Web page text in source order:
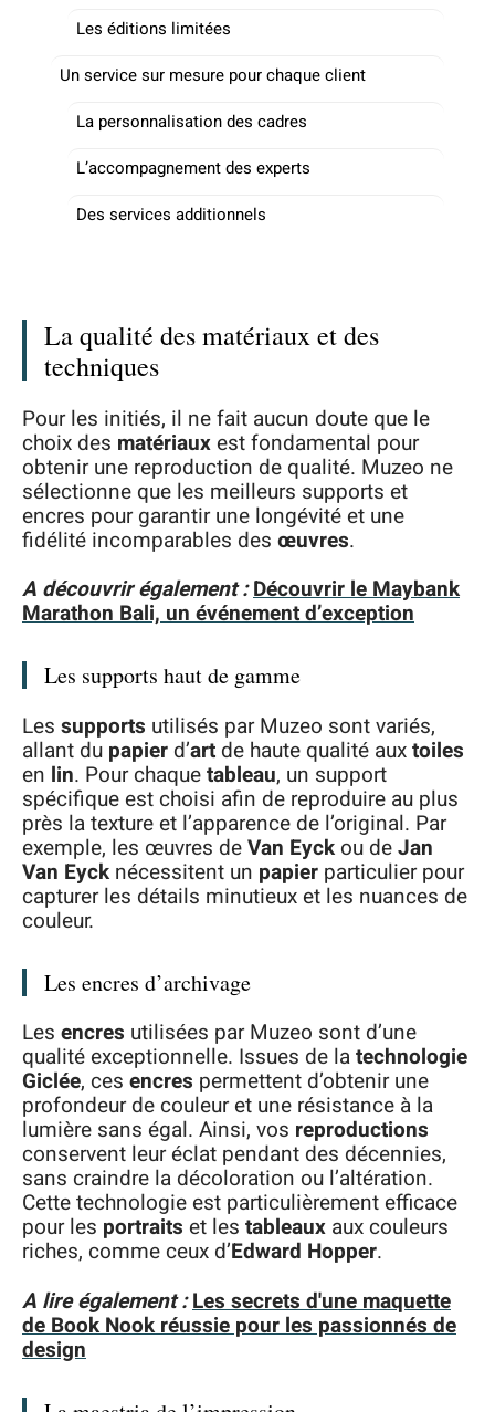
Les éditions limitées
Un service sur mesure pour chaque client
La personnalisation des cadres
L’accompagnement des experts
Des services additionnels
La qualité des matériaux et des
techniques
Pour les initiés, il ne fait aucun doute que le
choix des matériauxest fondamental pour
obtenir une reproduction de qualité. Muzeo ne
sélectionne que les meilleurs supports et
encres pour garantir une longévité et une
fidélité incomparables des œuvres.
A découvrir également :Découvrir le Maybank
Marathon Bali, un événement d’exception
Les supports haut de gamme
Les supports utilisés par Muzeo sont variés,
allant du papier d’art de haute qualité auxtoiles
en lin. Pour chaquetableau, un support
spécifique est choisi afin de reproduire au plus
près la texture et l’apparence de l’original. Par
exemple, les œuvres deVan Eyck ou deJan
Van Eyck nécessitent un papier particulier pour
capturer les détails minutieux et les nuances de
couleur.
Les encres d’archivage
Les encres utilisées par Muzeo sont d’une
qualité exceptionnelle. Issues de latechnologie
Giclée, ces encres permettent d’obtenir une
profondeur de couleur et une résistance à la
lumière sans égal. Ainsi, vos reproductions
conservent leur éclat pendant des décennies,
sans craindre la décoloration ou l’altération.
Cette technologie est particulièrement efficace
pour les portraits et les tableaux aux couleurs
riches, comme ceux d’Edward Hopper.
A lire également : Les secrets d'une maquette
de Book Nook réussie pour les passionnés de
design